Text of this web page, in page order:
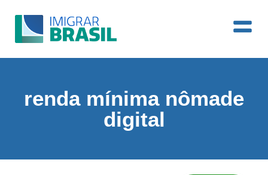
renda mínima nômade
digital